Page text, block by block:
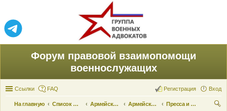
Форум правовой взаимопомощи
военнослужащих
Ссылки FAQ Вход
Регистрация
На главную Список форумов Армейские новости Армейские новости
Пресса и интернет